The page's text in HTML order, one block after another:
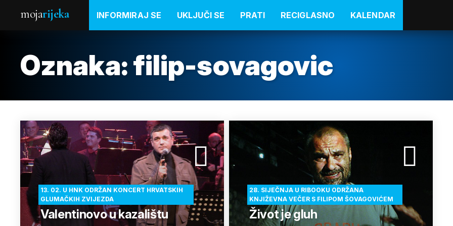
mojarijeka INFORMIRAJ SE UKLJUČI SE PRATI RECIGLASNO KALENDAR
Oznaka:filip-sovagovic
13. 02. U HNK ODRŽAN KONCERT HRVATSKIH
GLUMAČKIH ZVIJEZDA
Valentinovo u kazalištu
28. SIJEČNJA U RIBOOKU ODRŽANA
KNJIŽEVNA VEČER S FILIPOM ŠOVAGOVIĆEM
Život je gluh